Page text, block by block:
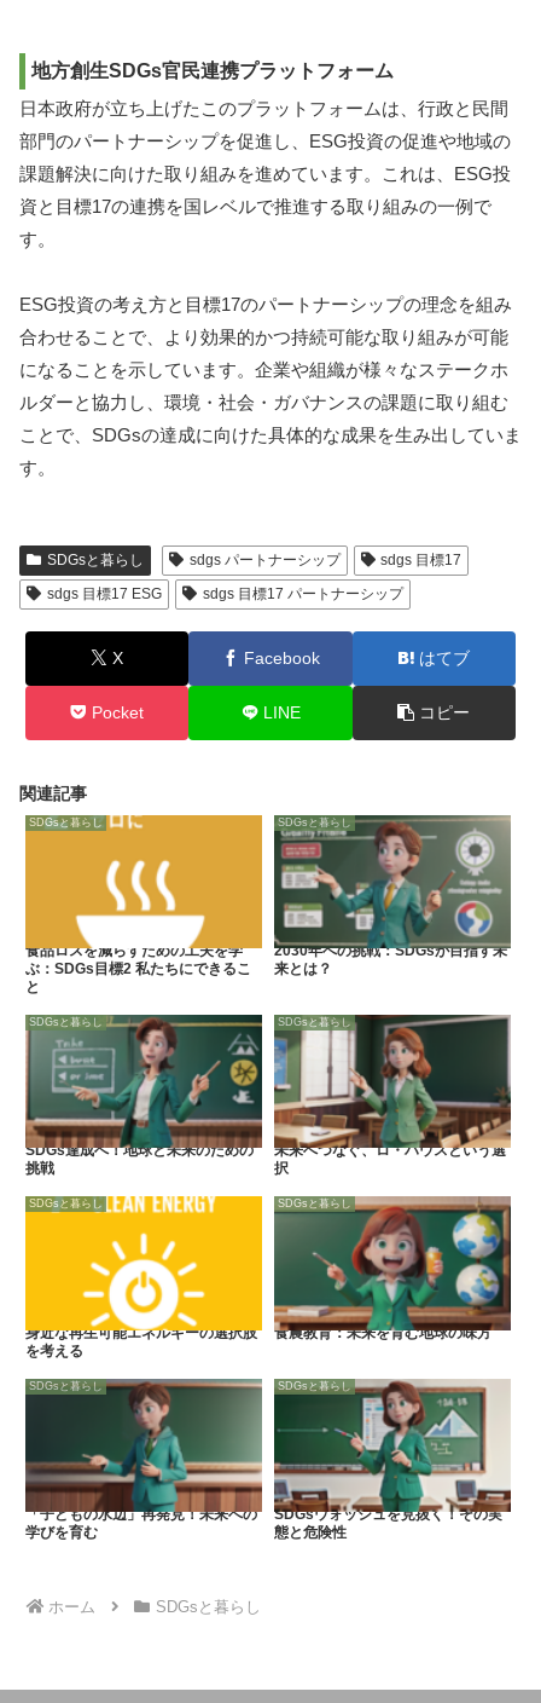
地方創生SDGs官民連携プラットフォーム
日本政府が立ち上げたこのプラットフォームは、行政と民間
部門のパートナーシップを促進し、ESG投資の促進や地域の
課題解決に向けた取り組みを進めています。これは、ESG投
資と目標17の連携を国レベルで推進する取り組みの一例で
す。
ESG投資の考え方と目標17のパートナーシップの理念を組み
合わせることで、より効果的かつ持続可能な取り組みが可能
になることを示しています。企業や組織が様々なステークホ
ルダーと協力し、環境・社会・ガバナンスの課題に取り組む
ことで、SDGsの達成に向けた具体的な成果を生み出していま
す。
SDGsと暮らし sdgs パートナーシップ
sdgs 目標17
sdgs 目標17 ESG
sdgs 目標17 パートナーシップ
X Facebook はてブ
Pocket LINE コピー
関連記事
SDGsと暮らし
食品ロスを減らすための工夫を学
ぶ：SDGs目標2 私たちにできるこ
と
SDGsと暮らし
2030年への挑戦：SDGsが目指す未
来とは？
SDGsと暮らし
SDGs達成へ！地球と未来のための
挑戦
SDGsと暮らし
未来へつなぐ、ロ・ハウスという選
択
SDGsと暮らし
身近な再生可能エネルギーの選択肢
を考える
SDGsと暮らし
食農教育：未来を育む地球の味方
SDGsと暮らし
「子どもの水辺」再発見！未来への
学びを育む
SDGsと暮らし
SDGsウォッシュを見抜く！その実
態と危険性
ホーム SDGsと暮らし